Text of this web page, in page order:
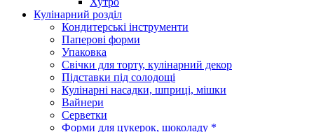
Кулінарний розділ
Кондитерські інструменти
Паперові форми
Упаковка
Свічки для торту, кулінарний декор
Підставки під солодощі
Кулінарні насадки, шприці, мішки
Вайнери
Серветки
Форми для цукерок, шоколаду *